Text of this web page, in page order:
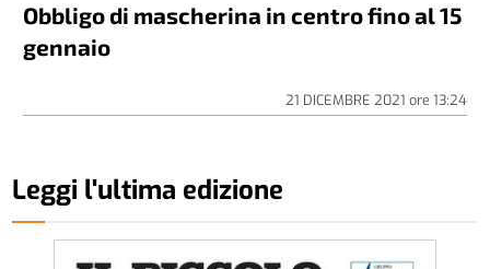
Obbligo di mascherina in centro fino al 15
gennaio
21 DICEMBRE 2021 ore 13:24
Leggi l'ultima edizione